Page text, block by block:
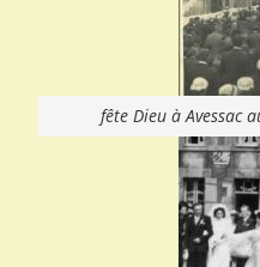
fête Dieu à Avessac